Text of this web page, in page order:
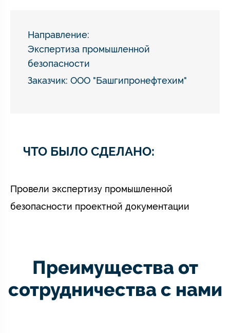
Направление:
Экспертиза промышленной
безопасности
Заказчик: ООО "Башгипронефтехим"
ЧТО БЫЛО СДЕЛАНО:
Провели экспертизу промышленной
безопасности проектной документации
Преимущества от
сотрудничества с нами